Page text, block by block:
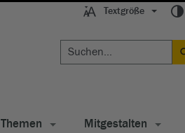
Textgröße
Themen Mitgestalten